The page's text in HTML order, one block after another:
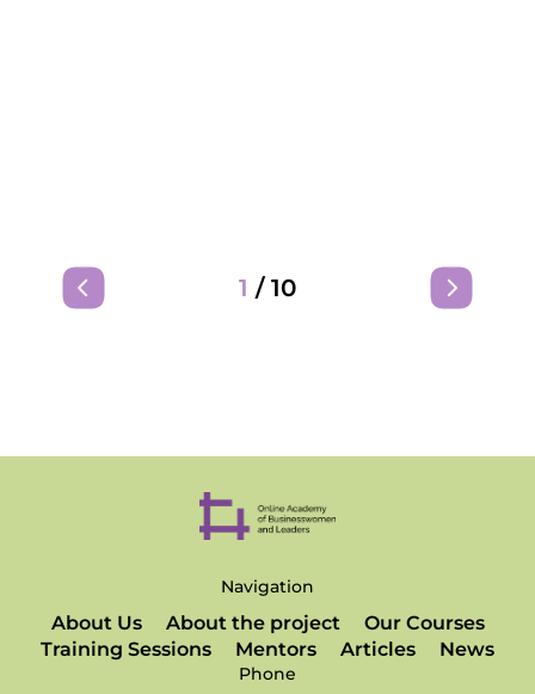
1 / 10
Navigation
About Us About the project
Our Courses
Training Sessions
Mentors Articles News
Phone